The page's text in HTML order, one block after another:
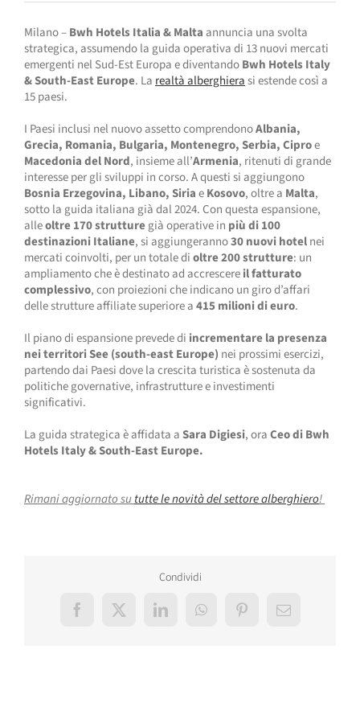
Milano –Bwh Hotels Italia & Maltaannuncia una svolta
strategica, assumendo la guida operativa di 13 nuovi mercati
emergenti nel Sud-Est Europa e diventandoBwh Hotels Italy
& South-East Europe. Larealtà alberghierasi estende così a
15 paesi.
I Paesi inclusi nel nuovo assetto comprendonoAlbania,
Grecia, Romania, Bulgaria, Montenegro, Serbia, Ciproe
Macedonia del Nord, insieme all’Armenia, ritenuti di grande
interesse per gli sviluppi in corso. A questi si aggiungono
Bosnia Erzegovina, Libano, SiriaeKosovo, oltre a Malta,
sotto la guida italiana già dal 2024. Con questa espansione,
alleoltre 170 strutturegià operative in più di100
destinazioni Italiane, si aggiungeranno30 nuovi hotelnei
mercati coinvolti, per un totale dioltre200 strutture: un
ampliamento che è destinato ad accrescereil fatturato
complessivo, con proiezioni che indicano un giro d’affari
delle strutture affiliate superiore a415 milioni di euro.
Il piano di espansione prevede di incrementare la presenza
nei territori See (south-east Europe) nei prossimi esercizi,
partendo dai Paesi dove la crescita turistica è sostenuta da
politiche governative, infrastrutture e investimenti
significativi.
La guida strategica è affidata aSara Digiesi, oraCeo diBwh
Hotels Italy & South-East Europe.
Rimani aggiornato sututte le novità del settore alberghiero!
Condividi
Facebook
X LinkedInWhatsAppPinterestEmail